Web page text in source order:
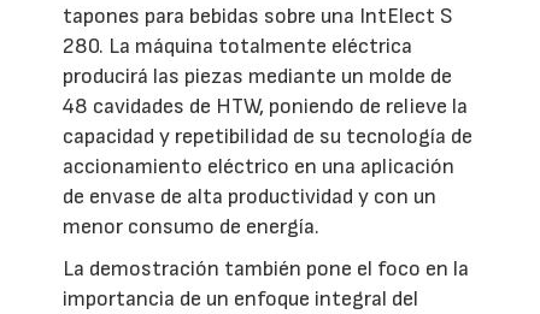
tapones para bebidas sobre una IntElect S
280. La máquina totalmente eléctrica
producirá las piezas mediante un molde de
48 cavidades de HTW, poniendo de relieve la
capacidad y repetibilidad de su tecnología de
accionamiento eléctrico en una aplicación
de envase de alta productividad y con un
menor consumo de energía.
La demostración también pone el foco en la
importancia de un enfoque integral del